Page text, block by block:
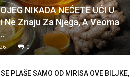
NIKADA NEĆETE UĆI U
Ne Znaju Za Njega, A Veoma
0
SE PLAŠE SAMO OD MIRISA OVE BILJKE,